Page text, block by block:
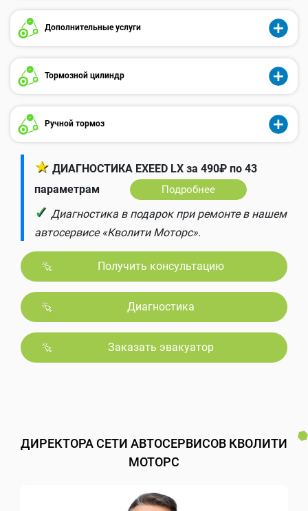
Дополнительные услуги
Тормозной цилиндр
Ручной тормоз
★ ДИАГНОСТИКА EXEED LX за 490₽ по 43
параметрам
Подробнее
✓ Диагностика в подарок при ремонте в нашем
автосервисе «Кволити Моторс».
Получить консультацию
Диагностика
Заказать эвакуатор
ДИРЕКТОРА СЕТИ АВТОСЕРВИСОВ КВОЛИТИ
МОТОРС